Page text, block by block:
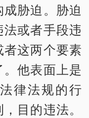
胁迫。胁迫
或者手段违
这两个要素
他表面上是
律法规的行
目的违法。